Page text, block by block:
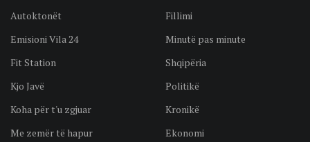
Autoktonët
Emisioni Vila 24
Fit Station
Kjo Javë
Koha për t'u zgjuar
Me zemër të hapur
Fillimi
Minutë pas minute
Shqipëria
Politikë
Kronikë
Ekonomi